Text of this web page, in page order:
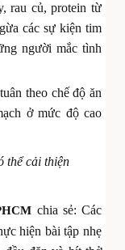
rau củ, protein từ
các sự kiện tim
người mắc tình
theo chế độ ăn
ở mức độ cao
thể cải thiện
chia sẻ: Các
hiện bài tập nhẹ